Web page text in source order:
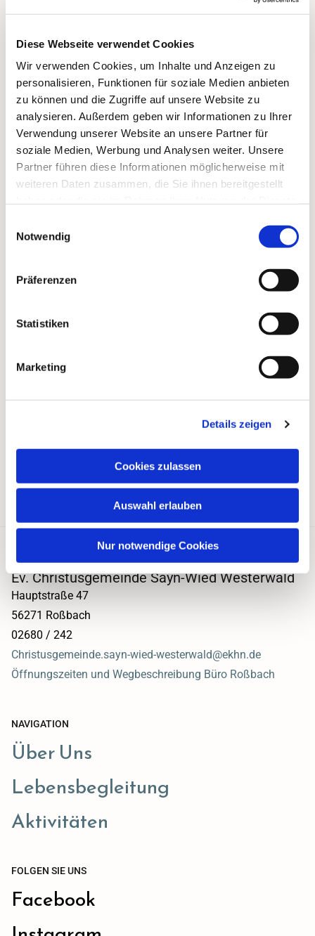
Diese Webseite verwendet Cookies
Wir verwenden Cookies, um Inhalte und Anzeigen zu
personalisieren, Funktionen für soziale Medien anbieten
zu können und die Zugriffe auf unsere Website zu
analysieren. Außerdem geben wir Informationen zu Ihrer
Verwendung unserer Website an unsere Partner für
soziale Medien, Werbung und Analysen weiter. Unsere
Partner führen diese Informationen möglicherweise mit
weiteren Daten zusammen, die Sie ihnen bereitgestellt
Notwendig
Präferenzen
Statistiken
Marketing
Details zeigen
Cookies zulassen
Auswahl erlauben
Nur notwendige Cookies
Über 'Gott und die Welt reden'
Dies könnte Sie auch interessieren
Ev. Christusgemeinde Sayn-Wied Westerwald
Hauptstraße 47
56271 Roßbach
02680 / 242
Christusgemeinde.sayn-wied-westerwald@ekhn.de
Öffnungszeiten und Wegbeschreibung Büro Roßbach
NAVIGATION
Über Uns
Lebensbegleitung
Aktivitäten
FOLGEN SIE UNS
Facebook